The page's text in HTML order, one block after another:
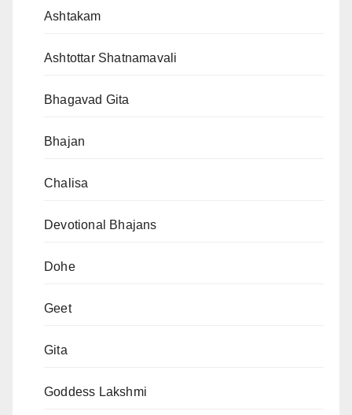
Ashtakam
Ashtottar Shatnamavali
Bhagavad Gita
Bhajan
Chalisa
Devotional Bhajans
Dohe
Geet
Gita
Goddess Lakshmi